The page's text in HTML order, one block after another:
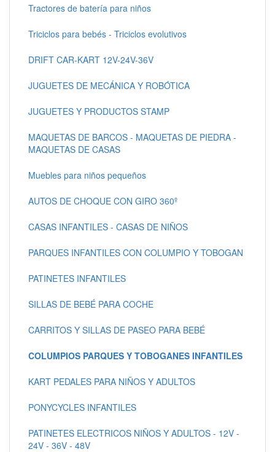
Tractores de batería para niños
Triciclos para bebés - Triciclos evolutivos
DRIFT CAR-KART 12V-24V-36V
JUGUETES DE MECÁNICA Y ROBÓTICA
JUGUETES Y PRODUCTOS STAMP
MAQUETAS DE BARCOS - MAQUETAS DE PIEDRA -
MAQUETAS DE CASAS
Muebles para niños pequeños
AUTOS DE CHOQUE CON GIRO 360º
CASAS INFANTILES - CASAS DE NIÑOS
PARQUES INFANTILES CON COLUMPIO Y TOBOGAN
PATINETES INFANTILES
SILLAS DE BEBÉ PARA COCHE
CARRITOS Y SILLAS DE PASEO PARA BEBÉ
COLUMPIOS PARQUES Y TOBOGANES INFANTILES
KART PEDALES PARA NIÑOS Y ADULTOS
PONYCYCLES INFANTILES
PATINETES ELECTRICOS NIÑOS Y ADULTOS - 12V -
24V - 36V - 48V